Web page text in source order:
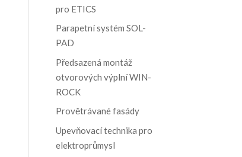
pro ETICS
Parapetní systém SOL-
PAD
Předsazená montáž
otvorových výplní WIN-
ROCK
Provětrávané fasády
Upevňovací technika pro
elektroprůmysl